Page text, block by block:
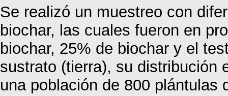
Se realizó un muestreo con
biochar, las cuales fueron en
biochar, 25% de biochar y el
sustrato (tierra), su distribución
una población de 800 plántulas